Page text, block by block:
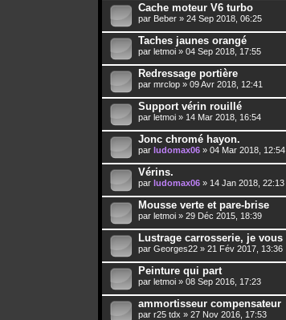
Cache moteur V6 turbo
par Beber » 24 Sep 2018, 06:25
Taches jaunes orangé
par letmoi » 04 Sep 2018, 17:55
Redressage portière
par mrclop » 09 Avr 2018, 12:41
Support vérin rouillé
par letmoi » 14 Mar 2018, 16:54
Jonc chromé hayon.
par ludomax06 » 04 Mar 2018, 12:54
Vérins.
par ludomax06 » 14 Jan 2018, 22:13
Mousse verte et pare-brise
par letmoi » 29 Déc 2015, 18:39
Lustrage carrosserie, je
par Georges22 » 21 Fév 2017, 13:36
Peinture qui part
par letmoi » 08 Sep 2016, 17:23
ammortisseur compensateur
par r25 tdx » 27 Nov 2016, 17:53